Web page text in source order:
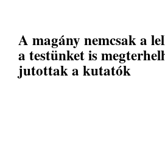
A magány nemcsak a
a testünket is
jutottak a kutatók